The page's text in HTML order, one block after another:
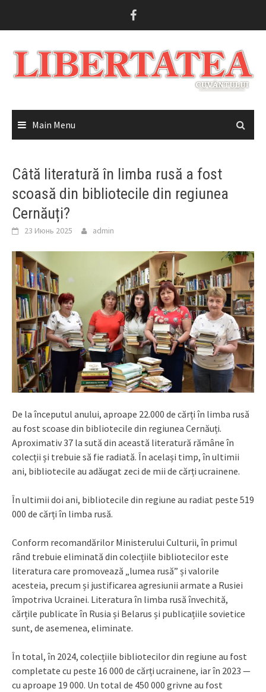
Main Menu
Câtă literatură în limba rusă a fost
scoasă din bibliotecile din regiunea
Cernăuți?
23 Июнь 2025 admin
De la începutul anului, aproape 22.000 de cărți în limba rusă
au fost scoase din bibliotecile din regiunea Cernăuți.
Aproximativ 37 la sută din această literatură rămâne în
colecții și trebuie să fie radiată. În același timp, în ultimii
ani, bibliotecile au adăugat zeci de mii de cărți ucrainene.
În ultimii doi ani, bibliotecile din regiune au radiat peste 519
000 de cărți în limba rusă.
Conform recomandărilor Ministerului Culturii, în primul
rând trebuie eliminată din colecțiile bibliotecilor este
literatura care promovează „lumea rusă” și valorile
acesteia, precum și justificarea agresiunii armate a Rusiei
împotriva Ucrainei. Literatura în limba rusă învechită,
cărțile publicate în Rusia și Belarus și publicațiile sovietice
sunt, de asemenea, eliminate.
În total, în 2024, colecțiile bibliotecilor din regiune au fost
completate cu peste 16 000 de cărți ucrainene, iar în 2023 —
cu aproape 19 000. Un total de 450 000 grivne au fost